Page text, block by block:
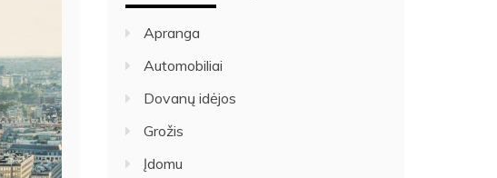
Apranga
Automobiliai
Dovanų idėjos
Grožis
Įdomu